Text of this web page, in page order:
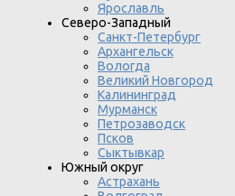
Ярославль
Северо-Западный
Санкт-Петербург
Архангельск
Вологда
Великий Новгород
Калининград
Мурманск
Петрозаводск
Псков
Сыктывкар
Южный округ
Астрахань